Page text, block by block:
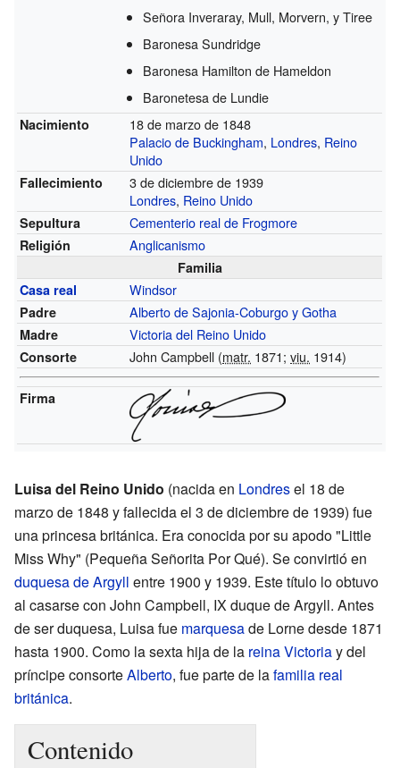
Señora Inveraray, Mull, Morvern, y Tiree
Baronesa Sundridge
Baronesa Hamilton de Hameldon
Baronetesa de Lundie
Nacimiento
18 de marzo de 1848
Palacio de Buckingham, Londres, Reino
Unido
Fallecimiento
3 de diciembre de 1939
Londres, Reino Unido
Sepultura Cementerio real de Frogmore
Religión Anglicanismo
Familia
Casa real
Windsor
Padre Alberto de Sajonia-Coburgo y Gotha
Madre Victoria del Reino Unido
Consorte John Campbell (matr. 1871;viu. 1914)
Firma
Luisa del Reino Unido (nacida en Londresel 18 de
marzo de 1848 y fallecida el 3 de diciembre de 1939) fue
una princesa británica. Era conocida por su apodo "Little
Miss Why" (Pequeña Señorita Por Qué). Se convirtió en
duquesa de Argyll entre 1900 y 1939. Este título lo obtuvo
al casarse con John Campbell, IX duque de Argyll. Antes
de ser duquesa, Luisa fue marquesade Lorne desde 1871
hasta 1900. Como la sexta hija de la reinaVictoriay del
príncipe consorteAlberto, fue parte de lafamilia real
británica.
Contenido